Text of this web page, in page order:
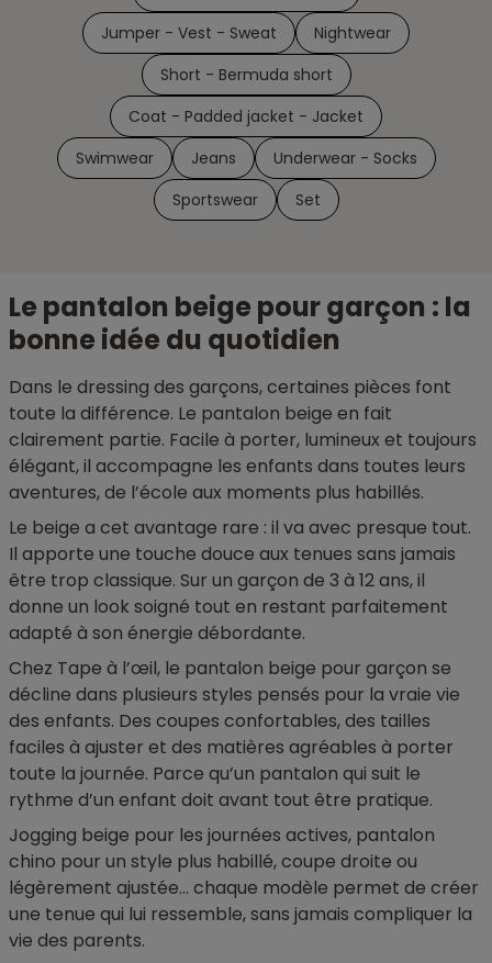
Jumper - Vest - Sweat
Nightwear
Short - Bermuda short
Coat - Padded jacket - Jacket
Swimwear
Jeans
Underwear - Socks
Sportswear
Set
Le pantalon beige pour garçon : la
bonne idée du quotidien
Dans le dressing des garçons, certaines pièces font
toute la différence. Le pantalon beige en fait
clairement partie. Facile à porter, lumineux et toujours
élégant, il accompagne les enfants dans toutes leurs
aventures, de l’école aux moments plus habillés.
Le beige a cet avantage rare : il va avec presque tout.
Il apporte une touche douce aux tenues sans jamais
être trop classique. Sur un garçon de 3 à 12 ans, il
donne un look soigné tout en restant parfaitement
adapté à son énergie débordante.
Chez Tape à l’œil, le pantalon beige pour garçon se
décline dans plusieurs styles pensés pour la vraie vie
des enfants. Des coupes confortables, des tailles
faciles à ajuster et des matières agréables à porter
toute la journée. Parce qu’un pantalon qui suit le
rythme d’un enfant doit avant tout être pratique.
Jogging beige pour les journées actives, pantalon
chino pour un style plus habillé, coupe droite ou
légèrement ajustée… chaque modèle permet de créer
une tenue qui lui ressemble, sans jamais compliquer la
vie des parents.